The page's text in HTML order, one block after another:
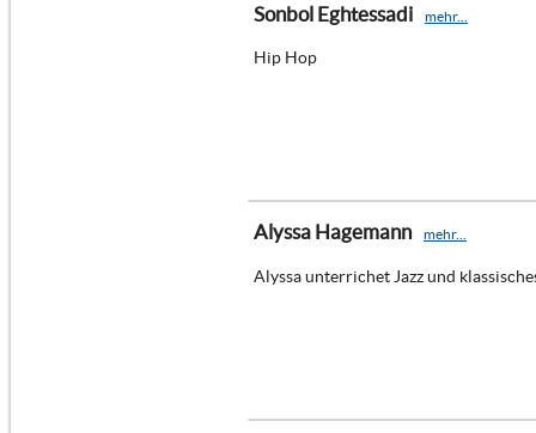
Sonbol Eghtessadi mehr...
Hip Hop
Alyssa Hagemann mehr...
Alyssa unterrichet Jazz und